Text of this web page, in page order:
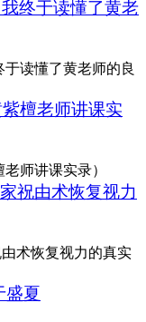
终于读懂了黄老
檀老师讲课实
祝由术恢复视力
盛夏